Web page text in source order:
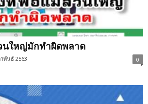
นใหญ่มักทำผิดพลาด
พันธ์ 2563 0